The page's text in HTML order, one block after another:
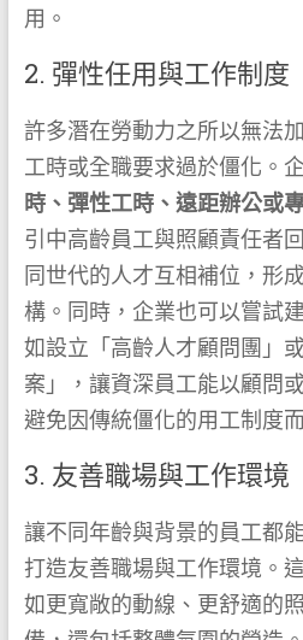
用。
2. 彈性任用與工作制度
許多潛在勞動力之所以無法
工時或全職要求過於僵化。
時、彈性工時、遠距辦公或
引中高齡員工與照顧責任者
同世代的人才互相補位，形
構。同時，企業也可以嘗試
如設立「高齡人才顧問團」
案」，讓資深員工能以顧問
避免因傳統僵化的用工制度
3. 友善職場與工作環境
讓不同年齡與背景的員工都
打造友善職場與工作環境。
如更寬敞的動線、更舒適的